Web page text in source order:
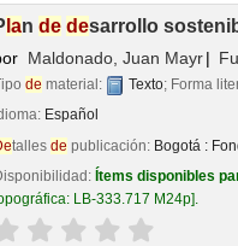
lande desarrollo
Maldonado, Juan Mayr
de material: Texto; Forma
Español
tallesde publicación: Bogotá :
Ítems disponibles
LB-333.717 M24p